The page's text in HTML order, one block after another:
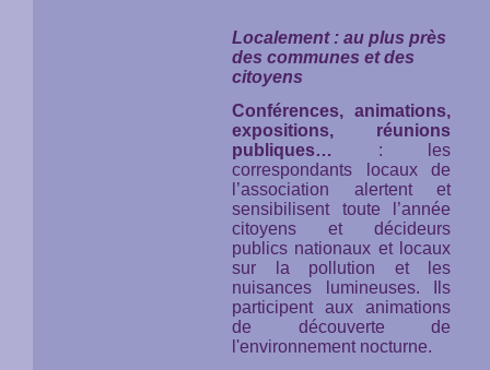
Localement : au plus près
des communes et des
citoyens
Conférences, animations,
expositions, réunions
publiques…
: les
correspondants locaux de
l’association alertent et
sensibilisent toute l’année
citoyens et décideurs
publics nationaux et locaux
sur la pollution et les
nuisances lumineuses. Ils
participent aux animations
de découverte de
l'environnement nocturne.